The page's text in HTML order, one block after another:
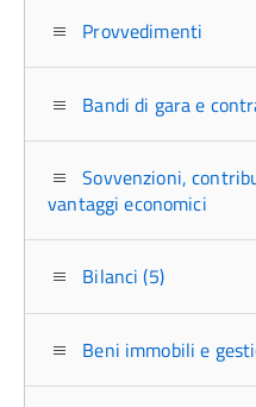
Provvedimenti
Bandi di gara e
Sovvenzioni,
vantaggi economici
Bilanci (5)
Beni immobili e